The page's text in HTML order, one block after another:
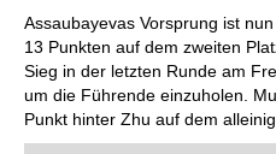
Assaubayevas Vorsprung ist
13 Punkten auf dem zweiten
Sieg in der letzten Runde am
um die Führende einzuholen.
Punkt hinter Zhu auf dem